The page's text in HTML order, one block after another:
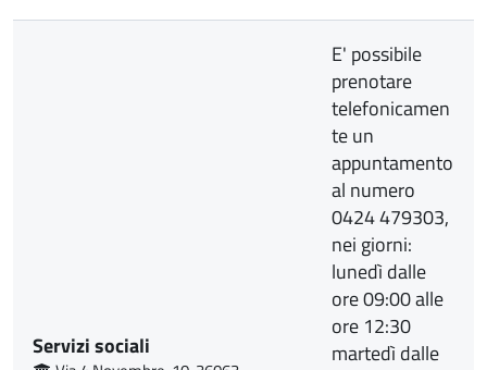
Servizi sociali
E' possibile
prenotare
telefonicamen
te un
appuntamento
al numero
0424 479303,
nei giorni:
lunedì dalle
ore 09:00 alle
ore 12:30
martedì dalle